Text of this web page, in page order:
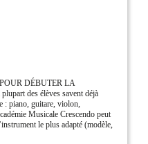
DÉBUTER LA
des élèves savent déjà
: piano, guitare, violon,
Musicale Crescendo peut
le plus adapté (modèle,